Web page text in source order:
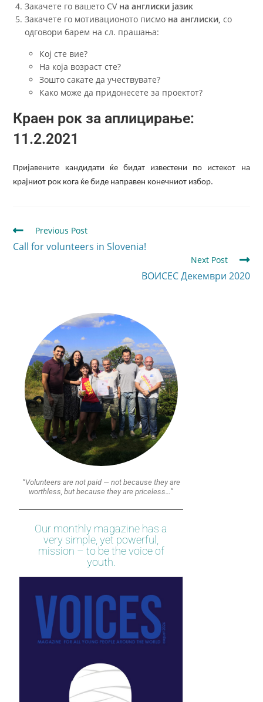
Закачете го вашето CV на англиски јазик
Закачете го мотивационото писмо на англиски,со
одговори барем на сл. прашања:
Кој сте вие?
На која возраст сте?
Зошто сакате да учествувате?
Како може да придонесете за проектот?
Краен рок за аплицирање:
11.2.2021
Пријавените кандидати ќе бидат известени по истекот на
крајниот рок кога ќе биде направен конечниот избор.
Previous Post
Call for volunteers in Slovenia!
Next Post
ВОИСЕС Декември 2020
“Volunteers are not paid — not because they are
worthless, but because they are priceless…”
Our monthly magazine has a
very simple, yet powerful,
mission – to be the voice of
youth.